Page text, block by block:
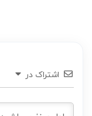
اشتراک در